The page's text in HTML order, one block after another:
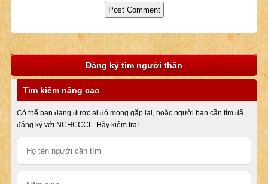
Đăng ký tìm người thân
Tìm kiếm nâng cao
Có thể bạn đang được ai đó mong gặp lại, hoặc người bạn cần tìm đã
đăng ký với NCHCCCL. Hãy kiểm tra!